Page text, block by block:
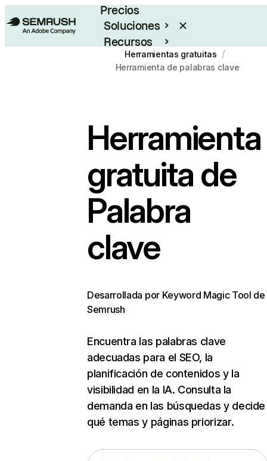
Precios
Soluciones
Recursos
Empresas
Herramientas gratuitas /
Herramienta de palabras clave
Herramienta
gratuita de
Palabra
clave
Desarrollada por Keyword Magic Tool de
Semrush
Encuentra las palabras clave
adecuadas para el SEO, la
planificación de contenidos y la
visibilidad en la IA. Consulta la
demanda en las búsquedas y decide
qué temas y páginas priorizar.